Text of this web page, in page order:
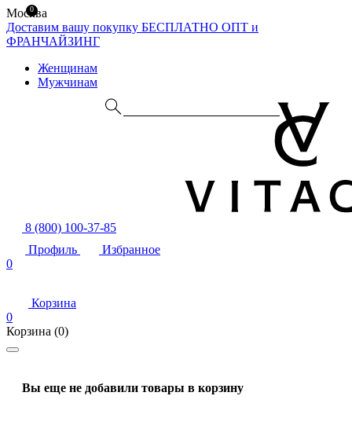
Москва
Доставим вашу покупку БЕСПЛАТНО ОПТ и
ФРАНЧАЙЗИНГ
Женщинам
Мужчинам
8 (800) 100-37-85
Профиль
Избранное
0
Корзина
0
Корзина (0)
Вы еще не добавили товары в корзину
0